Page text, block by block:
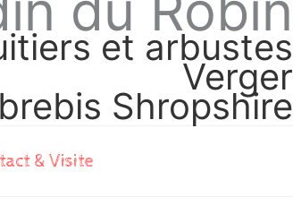
et arbustes
Verger
Shropshire
& Visite